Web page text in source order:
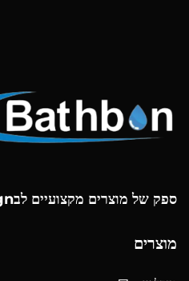
ספק של מוצרים מקצועיים לבaign ומטבח
מוצרים